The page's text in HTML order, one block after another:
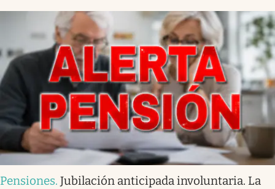
Pensiones. Jubilación anticipada involuntaria. La